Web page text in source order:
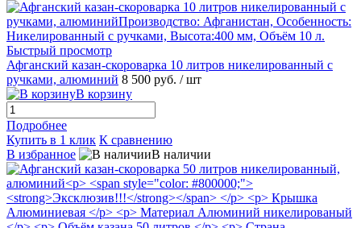
Быстрый просмотр
Афганский казан-скороварка 10 литров никелированный с
ручками, алюминий 8 500 руб. / шт
В корзину
Подробнее
Купить в 1 клик К сравнению
В избранное
В наличии